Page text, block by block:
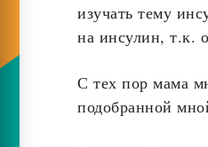
изучать тему
на инсулин, т.к.
С тех пор мама
подобранной